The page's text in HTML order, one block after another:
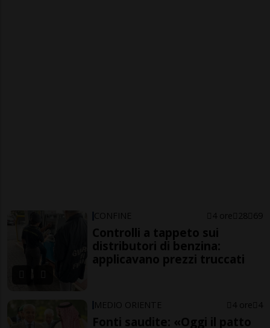
CONFINE 4 ore 28 69
Controlli a tappeto sui
distributori di benzina:
applicavano prezzi truccati
MEDIO ORIENTE 4 ore 4
Fonti saudite: «Oggi il patto